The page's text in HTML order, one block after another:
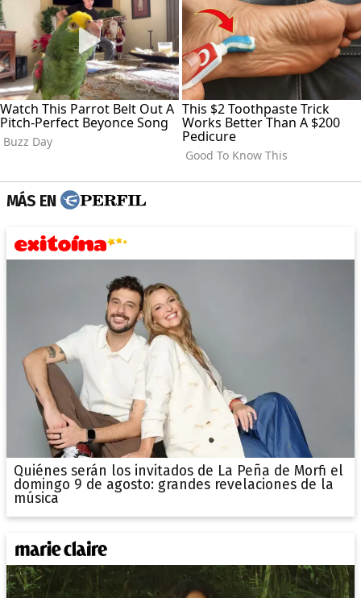
MÁS EN
Quiénes serán los invitados de La Peña de Morfi el
domingo 9 de agosto: grandes revelaciones de la
música